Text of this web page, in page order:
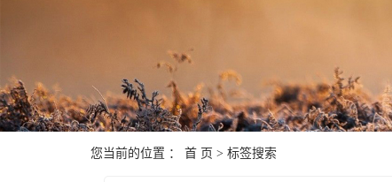
您当前的位置 ： 首 页 > 标签搜索